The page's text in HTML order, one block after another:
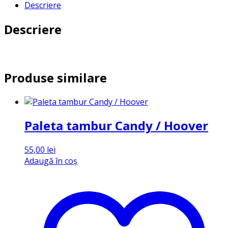
Descriere
Descriere
Produse similare
Paleta tambur Candy / Hoover
55,00 lei
Adaugă în coș